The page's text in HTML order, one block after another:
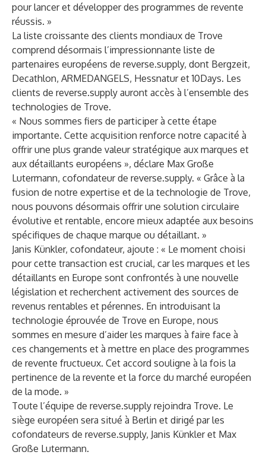
pour lancer et développer des programmes de revente
réussis. »
La liste croissante des clients mondiaux de Trove
comprend désormais l’impressionnante liste de
partenaires européens de reverse.supply, dont Bergzeit,
Decathlon, ARMEDANGELS, Hessnatur et 10Days. Les
clients de reverse.supply auront accès à l’ensemble des
technologies de Trove.
« Nous sommes fiers de participer à cette étape
importante. Cette acquisition renforce notre capacité à
offrir une plus grande valeur stratégique aux marques et
aux détaillants européens », déclare Max Große
Lutermann, cofondateur de reverse.supply. « Grâce à la
fusion de notre expertise et de la technologie de Trove,
nous pouvons désormais offrir une solution circulaire
évolutive et rentable, encore mieux adaptée aux besoins
spécifiques de chaque marque ou détaillant. »
Janis Künkler, cofondateur, ajoute : « Le moment choisi
pour cette transaction est crucial, car les marques et les
détaillants en Europe sont confrontés à une nouvelle
législation et recherchent activement des sources de
revenus rentables et pérennes. En introduisant la
technologie éprouvée de Trove en Europe, nous
sommes en mesure d’aider les marques à faire face à
ces changements et à mettre en place des programmes
de revente fructueux. Cet accord souligne à la fois la
pertinence de la revente et la force du marché européen
de la mode. »
Toute l’équipe de reverse.supply rejoindra Trove. Le
siège européen sera situé à Berlin et dirigé par les
cofondateurs de reverse.supply, Janis Künkler et Max
Große Lutermann.